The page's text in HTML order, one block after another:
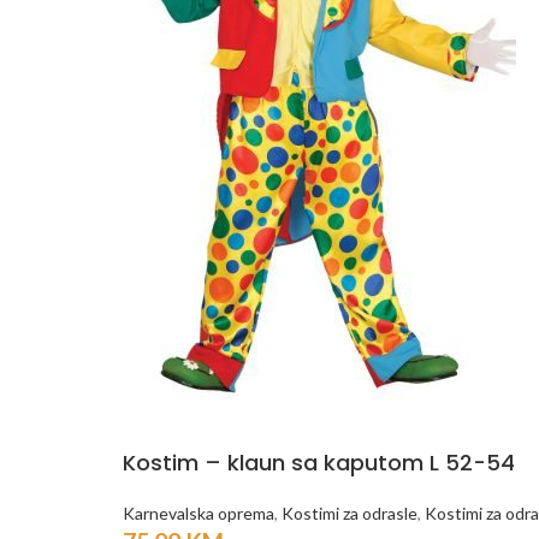
Kostim – klaun sa kaputom L 52-54
Karnevalska oprema, Kostimi za odrasle, Kostimi za